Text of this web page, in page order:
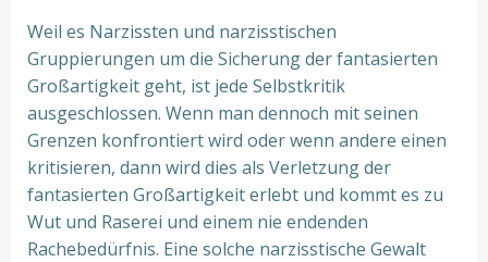
Weil es Narzissten und narzisstischen
Gruppierungen um die Sicherung der fantasierten
Großartigkeit geht, ist jede Selbstkritik
ausgeschlossen. Wenn man dennoch mit seinen
Grenzen konfrontiert wird oder wenn andere einen
kritisieren, dann wird dies als Verletzung der
fantasierten Großartigkeit erlebt und kommt es zu
Wut und Raserei und einem nie endenden
Rachebedürfnis. Eine solche narzisstische Gewalt